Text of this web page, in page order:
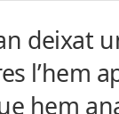
deixat
l’hem
hem